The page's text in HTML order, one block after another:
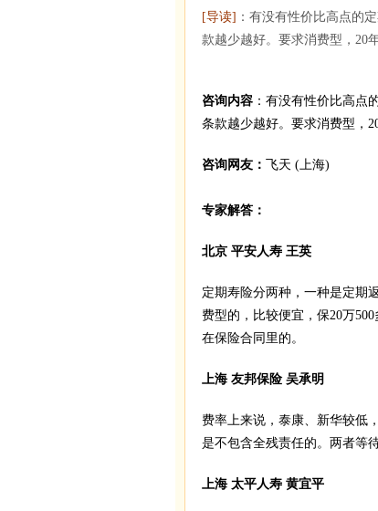
[导读] ：有没有性价比高点的
款越少越好。要求消费型，20
咨询内容 ：有没有性价比高点
条款越少越好。要求消费型，
咨询网友： 飞天 (上海)
专家解答：
北京 平安人寿 王英
定期寿险分两种，一种是定期
费型的，比较便宜，保20万
在保险合同里的。
上海 友邦保险 吴承明
费率上来说，泰康、新华较低
是不包含全残责任的。两者等
上海 太平人寿 黄宜平